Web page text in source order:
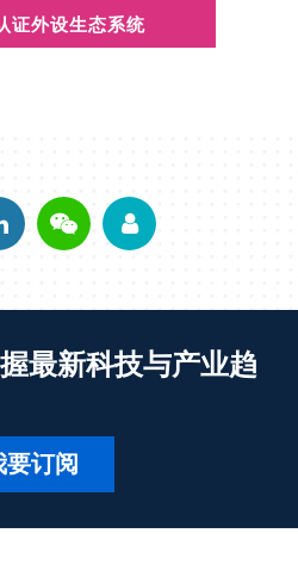
证外设生态系统
最新科技与产业趋
要订阅